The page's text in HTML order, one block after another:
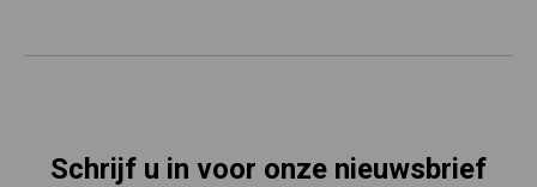
Schrijf u in voor onze nieuwsbrief